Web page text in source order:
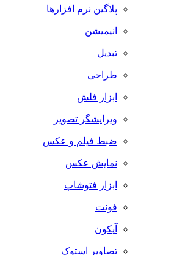
پلاگین نرم افزارها
انیمیشن
تبدیل
طراحی
ابزار فلش
ویرایشگر تصویر
ضبط فيلم و عكس
نمایش عکس
ابزار فتوشاپ
فونت
آیکون
تصاویر استوک